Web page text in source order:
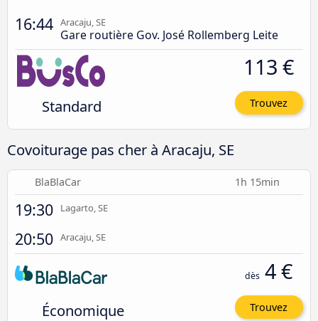
16:44 Aracaju, SE
Gare routière Gov. José Rollemberg Leite
Standard
113 €
Trouvez
Covoiturage pas cher à Aracaju, SE
BlaBlaCar 1h 15min
19:30 Lagarto, SE
20:50 Aracaju, SE
Économique
dès 4 €
Trouvez